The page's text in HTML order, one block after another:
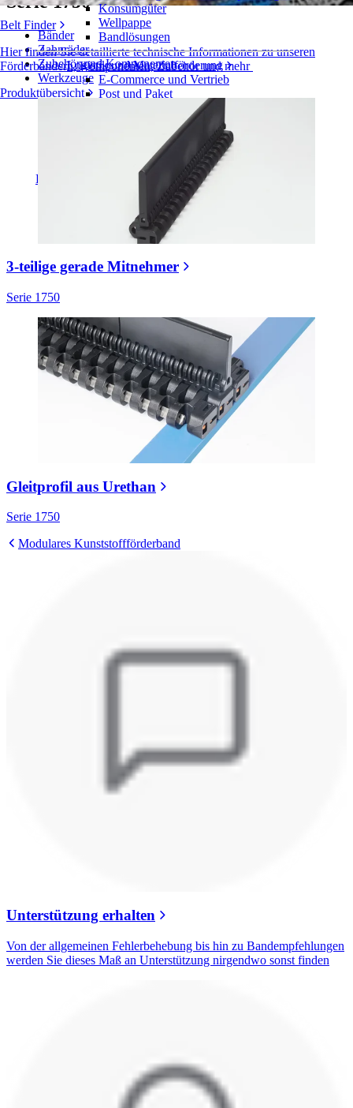
Belt Finder
Hier finden Sie detaillierte technische Informationen zu unseren
Förderbändern, Komponenten, Zubehör und mehr
Produktübersicht
Konsumgüter
Wellpappe
Bandlösungen
Logistik und Materialförderung
E-Commerce und Vertrieb
Post und Paket
Reifen- und Automobilindustrie
Automobilindustrie
EV-Batterien
Industrieproduktion
Branchenübersicht
Bänder
Zahnräder
Zubehör und Komponenten
Werkzeuge
3-teilige gerade Mitnehmer
Serie 1750
Gleitprofil aus Urethan
Serie 1750
Modulares Kunststoffförderband
Unterstützung erhalten
Von der allgemeinen Fehlerbehebung bis hin zu Bandempfehlungen
werden Sie dieses Maß an Unterstützung nirgendwo sonst finden